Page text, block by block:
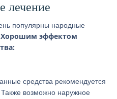
лечение
популярны народные
Хорошим эффектом
средства рекомендуется
Также возможно наружное